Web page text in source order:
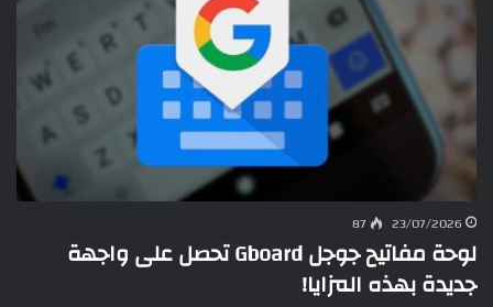
23/07/2026
87
لوحة مفاتيح جوجل Gboard تحصل على واجهة
جديدة بهذه المزايا!